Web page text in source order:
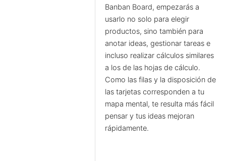
Banban Board, empezarás a
usarlo no solo para elegir
productos, sino también para
anotar ideas, gestionar tareas e
incluso realizar cálculos similares
a los de las hojas de cálculo.
Como las filas y la disposición de
las tarjetas corresponden a tu
mapa mental, te resulta más fácil
pensar y tus ideas mejoran
rápidamente.